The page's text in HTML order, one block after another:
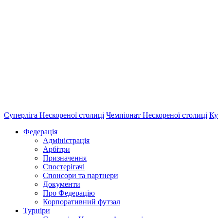
Суперліга Нескореної столиці Чемпіонат Нескореної столиці
Федерація
Адміністрація
Арбітри
Призначення
Спостерігачі
Спонсори та партнери
Документи
Про Федерацію
Корпоративний футзал
Турніри